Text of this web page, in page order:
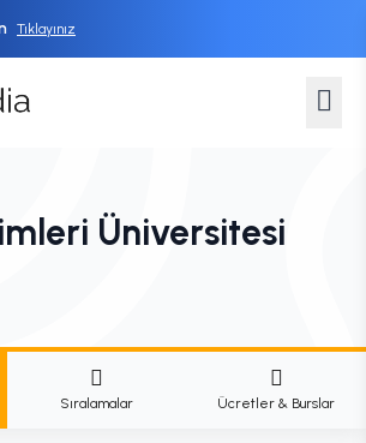
Tıklayınız
Üniversitesi
Sıralamalar Ücretler & Burslar